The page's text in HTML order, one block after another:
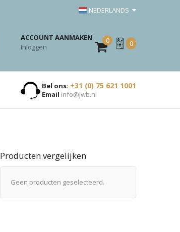
NEDERLANDS
ACCOUNT AANMAKEN
Inloggen
0
Mijn
Offerte
0
Bel ons: +31 (0) 75 621 1001
Email info@jwb.nl
Producten vergelijken
Geen producten geselecteerd.